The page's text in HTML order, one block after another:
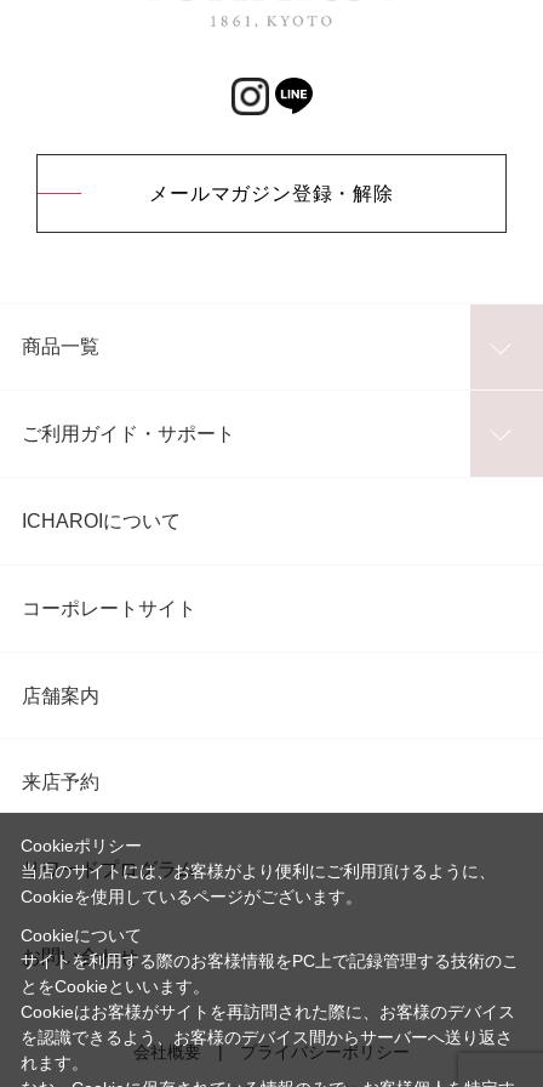
メールマガジン登録・解除
商品一覧
ご利用ガイド・サポート
ICHAROIについて
コーポレートサイト
店舗案内
来店予約
リワードプログラム
お問い合わせ
会社概要 プライバシーポリシー
Cookieポリシー
当店のサイトには、お客様がより便利にご利用頂けるように、
Cookieを使用しているページがございます。
Cookieについて
サイトを利用する際のお客様情報をPC上で記録管理する技術のこ
とをCookieといいます。
Cookieはお客様がサイトを再訪問された際に、お客様のデバイス
を認識できるよう、お客様のデバイス間からサーバーへ送り返さ
れます。